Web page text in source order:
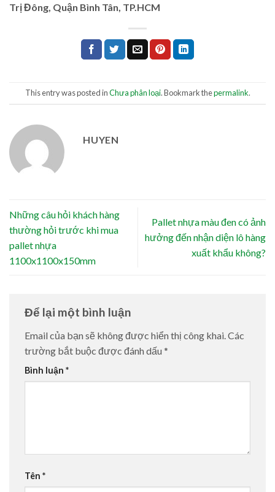
Trị Đông, Quận Bình Tân, TP.HCM
This entry was posted inChưa phân loại. Bookmark thepermalink.
HUYEN
Những câu hỏi khách hàng
thường hỏi trước khi mua
pallet nhựa
1100x1100x150mm
Pallet nhựa màu đen có ảnh
hưởng đến nhận diện lô hàng
xuất khẩu không?
Để lại một bình luận
Email của bạn sẽ không được hiển thị công khai. Các
trường bắt buộc được đánh dấu *
Bình luận *
Tên *